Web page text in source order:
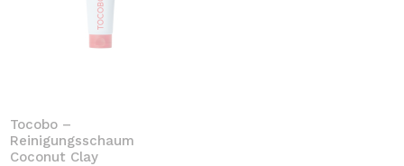
Tocobo –
Reinigungsschaum
Coconut Clay